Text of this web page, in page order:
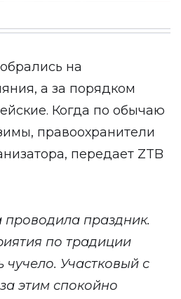
на
а за порядком
Когда по обычаю
правоохранители
передает ZTB
праздник.
по традиции
чучело. Участковый с
этим спокойно